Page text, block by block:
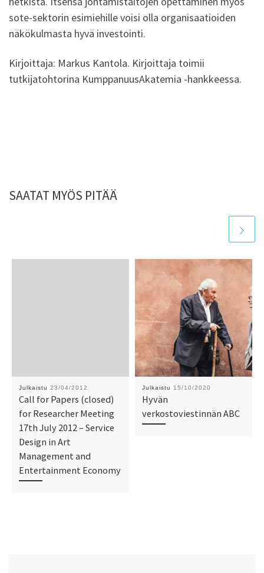
sote-sektorin esimiehille voisi olla organisaatioiden
näkökulmasta hyvä investointi.
Kirjoittaja: Markus Kantola. Kirjoittaja toimii
tutkijatohtorina KumppanuusAkatemia -hankkeessa.
SAATAT MYÖS PITÄÄ
Julkaistu 23/04/2012
Call for Papers (closed)
for Researcher Meeting
17th July 2012 – Service
Design in Art
Management and
Entertainment Economy
Julkaistu 15/10/2020
Hyvän
verkostoviestinnän ABC